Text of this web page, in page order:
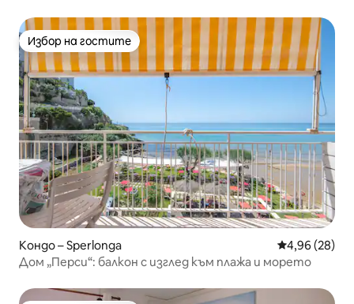
Избор на гостите
Избор на гостите
Кондо – Sperlonga Средна
4,96 (28)
Дом „Перси“: балкон с изглед към плажа и морето